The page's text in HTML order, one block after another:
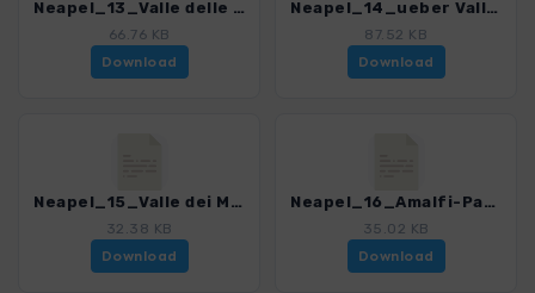
Neapel_13_Valle delle Ferriere_4200_7.gpx
66.76 KB
Download
Neapel_14_ueber Valle delle Ferriere_4200_7.gpx
87.52 KB
Download
Neapel_15_Valle dei Mulini_4200_7.gpx
32.38 KB
Download
Neapel_16_Amalfi-Panoramaweg_4200_7.gpx
35.02 KB
Download